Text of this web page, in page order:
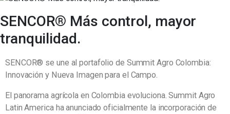
SENCOR® Más control, mayor
tranquilidad.
SENCOR® se une al portafolio de Summit Agro Colombia:
Innovación y Nueva Imagen para el Campo.
El panorama agrícola en Colombia evoluciona. Summit Agro
Latin America ha anunciado oficialmente la incorporación de